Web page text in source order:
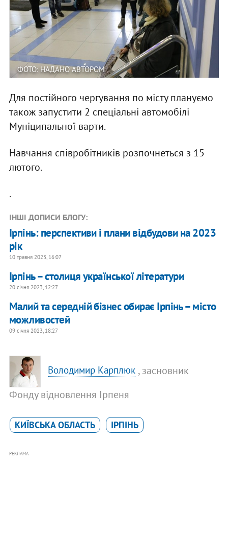
ФОТО: НАДАНО АВТОРОМ
Для постійного чергування по місту плануємо
також запустити 2 спеціальні автомобілі
Муніципальної варти.
Навчання співробітників розпочнеться з 15
лютого.
.
ІНШІ ДОПИСИ БЛОГУ:
Ірпінь: перспективи і плани відбудови на 2023
рік
10 травня 2023, 16:07
Ірпінь – столиця української літератури
20 січня 2023, 12:27
Малий та середній бізнес обирає Ірпінь – місто
можливостей
09 січня 2023, 18:27
Володимир Карплюк , засновник
Фонду відновлення Ірпеня
КИЇВСЬКА ОБЛАСТЬ ІРПІНЬ
РЕКЛАМА